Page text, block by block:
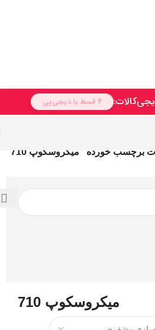
برچسب خورده “میکروسکوپ 710”
میکروسکوپ 710